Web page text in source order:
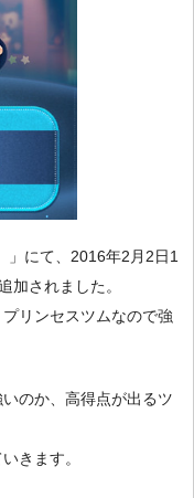
」にて、2016年2月2日1
加されました。
リンセスツムなので強
のか、高得点が出るツ
きます。